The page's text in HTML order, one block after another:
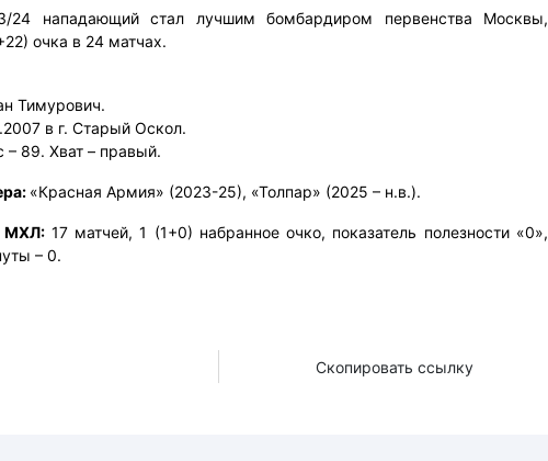
24 нападающий стал лучшим бомбардиром первенства Москвы,
очка в 24 матчах.
Тимурович.
в г. Старый Оскол.
– 89. Хват – правый.
«Красная Армия» (2023-25), «Толпар» (2025 – н.в.).
МХЛ:17 матчей, 1 (1+0) набранное очко, показатель полезности «0»,
– 0.
Скопировать ссылку